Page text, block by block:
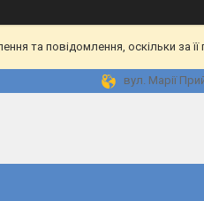
та повідомлення, оскільки за
вул. Марії